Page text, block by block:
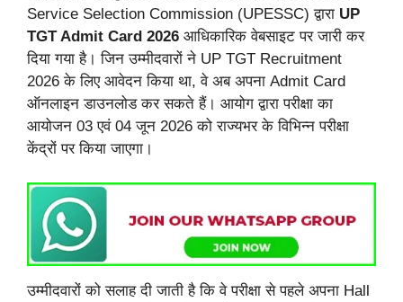
Service Selection Commission (UPESSC) द्वारा UP
TGT Admit Card 2026 आधिकारिक वेबसाइट पर जारी कर
दिया गया है। जिन उम्मीदवारों ने UP TGT Recruitment
2026 के लिए आवेदन किया था, वे अब अपना Admit Card
ऑनलाइन डाउनलोड कर सकते हैं। आयोग द्वारा परीक्षा का
आयोजन 03 एवं 04 जून 2026 को राज्यभर के विभिन्न परीक्षा
केंद्रों पर किया जाएगा।
उम्मीदवारों को सलाह दी जाती है कि वे परीक्षा से पहले अपना Hall